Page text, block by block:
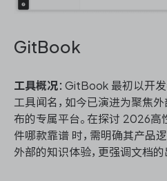
GitBook
工具概况：GitBook 最初以开
工具闻名，如今已演进为聚焦
布的专属平台。在探讨 2026
件哪款靠谱 时，需明确其产品
外部的知识体验，更强调文档